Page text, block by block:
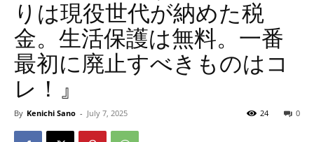
りは現役世代が納めた税
金。生活保護は無料。一番
最初に廃止すべきものはコ
レ！』
By Kenichi Sano - July 7, 2025 0
24